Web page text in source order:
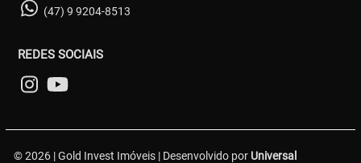
(47) 9 9204-8513
REDES SOCIAIS
© 2026 | Gold Invest Imóveis | Desenvolvido por Universal